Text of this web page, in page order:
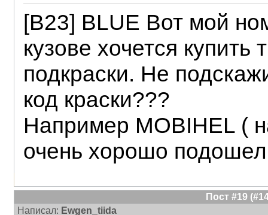
[B23] BLUE Вот мой
кузове хочется купить
подкраски. Не
код краски???
Например MOBIHEL (
очень хорошо
Пост #19
Написал: Ewgen_tiida